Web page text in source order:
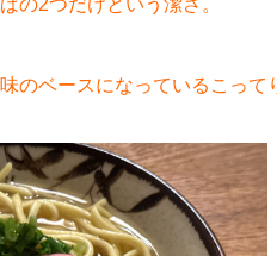
の2つだけという潔さ。
のベースになっているこっ